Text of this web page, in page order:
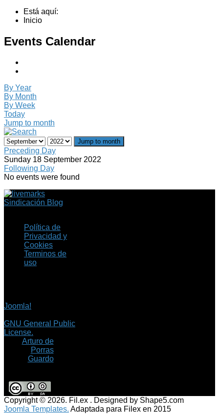
Está aquí:
Inicio
Events Calendar
By Year
By Month
By Week
Today
Jump to month
Jump to month
Preceding Day
Sunday 18 September 2022
Following Day
No events were found
Sindicación Blog
Política de
Privacidad y
Cookies
Terminos de
uso
Joomla!
GNU General Public
License.
Arturo de
Porras
Guardo
Copyright © 2026. Fil.ex . Designed by Shape5.com
Joomla Templates. Adaptada para Filex en 2015